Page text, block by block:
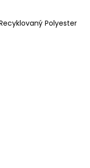
Polyester